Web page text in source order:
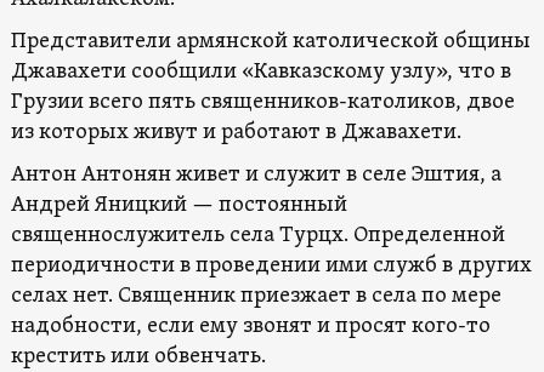
Представители армянской католической общины
Джавахети сообщили «Кавказскому узлу», что в
Грузии всего пять священников-католиков, двое
из которых живут и работают в Джавахети.
Антон Антонян живет и служит в селе Эштия, а
Андрей Яницкий — постоянный
священнослужитель села Турцх. Определенной
периодичности в проведении ими служб в других
селах нет. Священник приезжает в села по мере
надобности, если ему звонят и просят кого-то
крестить или обвенчать.